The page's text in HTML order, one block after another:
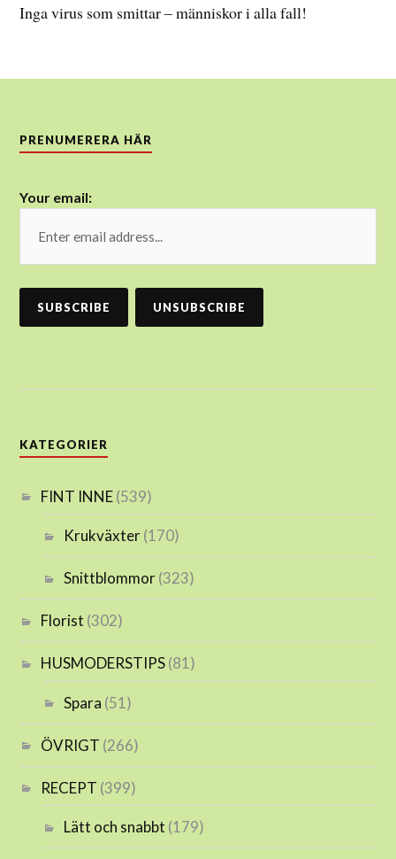
Inga virus som smittar – människor i alla fall!
PRENUMERERA HÄR
Your email:
KATEGORIER
FINT INNE(539)
Krukväxter(170)
Snittblommor(323)
Florist (302)
HUSMODERSTIPS(81)
Spara (51)
ÖVRIGT (266)
RECEPT (399)
Lätt och snabbt (179)